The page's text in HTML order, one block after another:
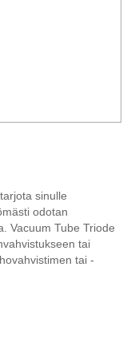
sinulle
odotan
Vacuum Tube Triode
tai
tai -